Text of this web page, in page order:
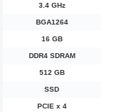
‎3.4 GHz
‎BGA1264
‎16 GB
‎DDR4 SDRAM
‎512 GB
‎SSD
‎PCIE x 4